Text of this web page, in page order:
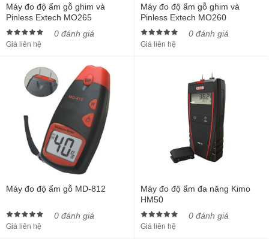
Máy đo độ ẩm gỗ ghim và
Pinless Extech MO265
0 đánh giá
Giá liên hệ
Máy đo độ ẩm gỗ ghim và
Pinless Extech MO260
0 đánh giá
Giá liên hệ
Máy đo độ ẩm gỗ MD-812
0 đánh giá
Giá liên hệ
Máy đo độ ẩm đa năng Kimo
HM50
0 đánh giá
Giá liên hệ